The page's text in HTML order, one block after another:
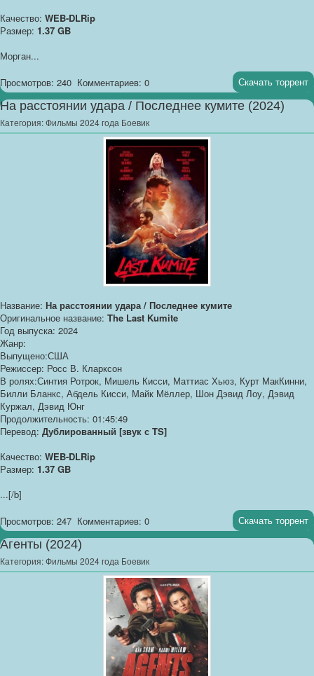
Качество: WEB-DLRip
Размер: 1.37 GB
Морган...
Просмотров: 240 Комментариев: 0 Скачать торрент
На расстоянии удара / Последнее кумите (2024)
Категория:Фильмы 2024 года Боевик
Название: На расстоянии удара / Последнее кумите
Оригинальное название: The Last Kumite
Год выпуска: 2024
Жанр:
Выпущено:США
Режиссер: Росс В. Кларксон
В ролях:Синтия Ротрок, Мишель Кисси, Маттиас Хьюз, Курт МакКинни,
Билли Бланкс, Абдель Кисси, Майк Мёллер, Шон Дэвид Лоу, Дэвид
Куржал, Дэвид Юнг
Продолжительность: 01:45:49
Перевод: Дублированный [звук с TS]
Качество: WEB-DLRip
Размер: 1.37 GB
...[/b]
Просмотров: 247 Комментариев: 0 Скачать торрент
Агенты (2024)
Категория:Фильмы 2024 года Боевик